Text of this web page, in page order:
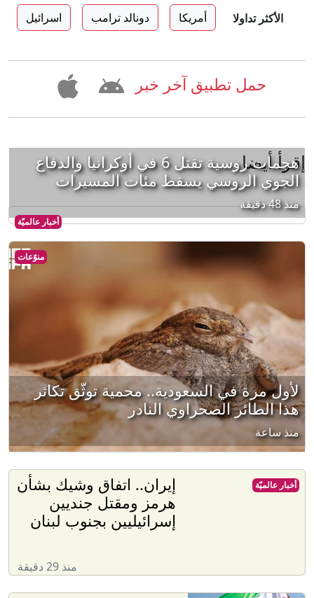
الأكثر تداولا أمريكا دونالد ترامب اسرائيل
حمل تطبيق آخر خبر
إقرأ أيضا
أخبار عالميّة
هجمات روسية تقتل 6 في أوكرانيا والدفاع
الجوي الروسي يسقط مئات المسيرات
منذ 48 دقيقة
منوّعات
لأول مرة في السعودية.. محمية توثّق تكاثر
هذا الطائر الصحراوي النادر
منذ ساعة
إيران.. اتفاق وشيك بشأن
هرمز ومقتل جنديين
إسرائيليين بجنوب لبنان
منذ 29 دقيقة
أخبار عالميّة